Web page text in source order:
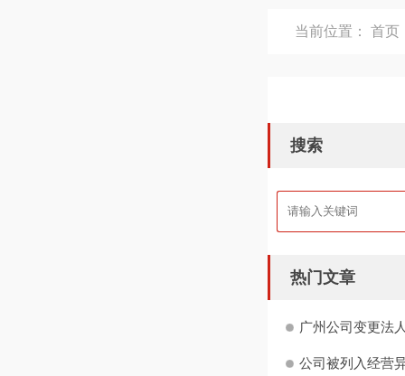
当前位置： 首页
搜索
热门文章
广州公司变更法
公司被列入经营